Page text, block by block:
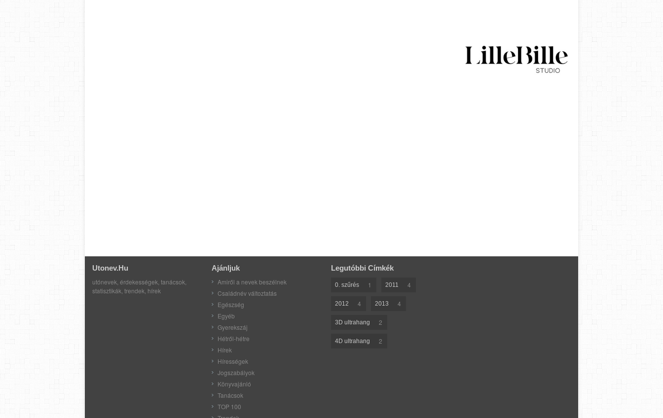
Utonev.hu
utónevek, érdekességek, tanácsok,
statisztikák, trendek, hírek
Ajánljuk
Amiről a nevek beszélnek
Családnév változtatás
Egészség
Egyéb
Gyerekszáj
Hétről-hétre
Hírek
Hírességek
Jogszabályok
Könyvajánló
Tanácsok
TOP 100
Legutóbbi Címkék
0. szűrés 1 2011 4
2012 4 2013 4
3D ultrahang 2
4D ultrahang 2